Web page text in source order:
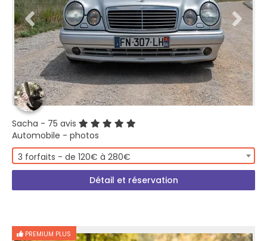
Sacha - 75 avis
Automobile - photos
3 forfaits - de 120€ à 280€
Détail et réservation
PREMIUM PLUS